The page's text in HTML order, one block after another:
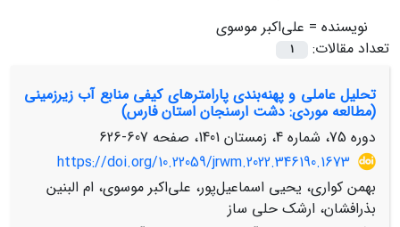
نویسنده = علی‌اکبر موسوی
تعداد مقالات:
1
تحلیل عاملی و پهنه‌بندی پارامترهای کیفی منابع آب زیرزمینی
(مطالعه موردی: دشت ارسنجان استان فارس)
دوره 75، شماره 4، زمستان 1401، صفحه
607-626
https://doi.org/10.22059/jrwm.2022.346190.1673
بهمن کواری، یحیی اسماعیل‌پور، علی‌اکبر موسوی، ام البنین
بذرافشان، ارشک حلی ساز